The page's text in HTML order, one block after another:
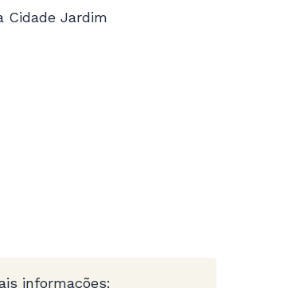
informações: